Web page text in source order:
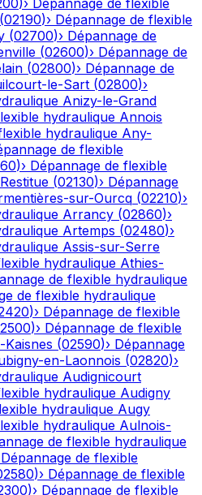
)› Dépannage de flexible
(02190)› Dépannage de flexible
(02700)› Dépannage de
(02600)› Dépannage de
(02800)› Dépannage de
le-Sart (02800)›
Anizy-le-Grand
hydraulique Annois
hydraulique Any-
de flexible
)› Dépannage de flexible
(02130)› Dépannage
sur-Ourcq (02210)›
Arrancy (02860)›
Artemps (02480)›
Assis-sur-Serre
hydraulique Athies-
de flexible hydraulique
de flexible hydraulique
)› Dépannage de flexible
)› Dépannage de flexible
(02590)› Dépannage
en-Laonnois (02820)›
Audignicourt
hydraulique Audigny
hydraulique Augy
hydraulique Aulnois-
de flexible hydraulique
Dépannage de flexible
)› Dépannage de flexible
)› Dépannage de flexible